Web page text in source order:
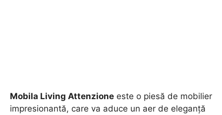
Mobila Living Attenzione este o piesă de mobilier
impresionantă, care va aduce un aer de eleganță